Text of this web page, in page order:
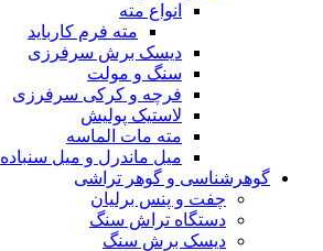
انواع مته
مته فرم کارباید
دیسک برش سرفرزی
سنگ و مولت
فرچه و کرکی سرفرزی
لاستیک پولیش
مته مات الماسه
میل ماندرل و میل سنباده
گوهرشناسی و گوهر تراشی
چفت و پنس برلیان
دستگاه تراش سنگ
دیسک برش سنگ